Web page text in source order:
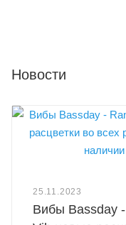
Новости
25.11.2023
Вибы Bassday